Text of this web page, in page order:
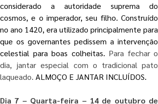
considerado a autoridade suprema do
cosmos, e o imperador, seu filho. Construído
no ano 1420, era utilizado principalmente para
que os governantes pedissem a intervenção
celestial para boas colheitas. Para fechar o
dia, jantar especial com o tradicional pato
laqueado. ALMOÇO E JANTAR INCLUÍDOS.
Dia 7 – Quarta-feira – 14 de outubro de